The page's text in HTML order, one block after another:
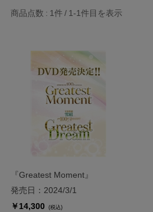
商品点数 1件 1-1件目を表示
『Greatest Moment』
&『Greatest Dream』DVD
発売日：2024/3/1
￥14,300
(税込)